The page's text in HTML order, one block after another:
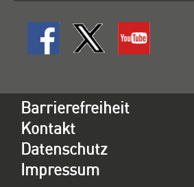
Barrierefreiheit
Kontakt
Datenschutz
Impressum